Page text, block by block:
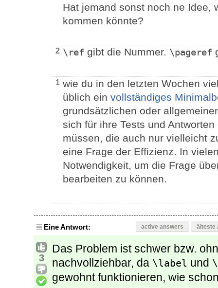
Hat jemand sonst noch ne Idee,
kommen könnte?
2 \ref gibt die Nummer. \pageref
1 wie du in den letzten Wochen
üblich ein vollständiges
grundsätzlichen oder
sich für ihre Tests und
müssen, die auch nur vielleicht
eine Frage der Effizienz. In
Notwendigkeit, um die Frage
bearbeiten zu können.
Eine Antwort: active answers älteste
3
Das Problem ist schwer bzw.
nachvollziehbar, da \label und
gewohnt funktionieren, wie